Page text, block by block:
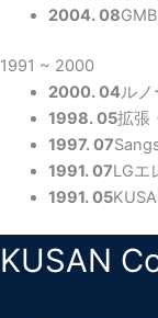
2004. 08
1991 ~ 2000
2000. 04ルノ
1998. 05拡張
1997. 07
1991. 07LGエ
1991. 05
KUSAN